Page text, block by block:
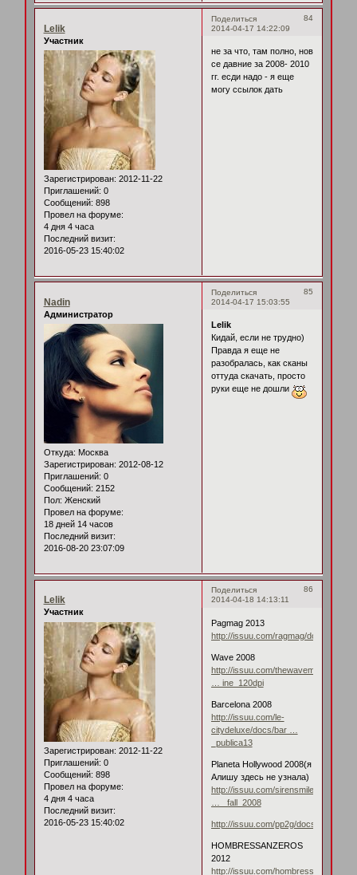
Поделиться
84
2014-04-17 14:22:09
Lelik
Участник
Зарегистрирован: 2012-11-22
Приглашений: 0
Сообщений: 898
Провел на форуме:
4 дня 4 часа
Последний визит:
2016-05-23 15:40:02
не за что, там полно, нов
се давние за 2008- 2010
гг. есди надо - я еще
могу ссылок дать
Поделиться
85
2014-04-17 15:03:55
Nadin
Администратор
Откуда: Москва
Зарегистрирован: 2012-08-12
Приглашений: 0
Сообщений: 2152
Пол: Женский
Провел на форуме:
18 дней 14 часов
Последний визит:
2016-08-20 23:07:09
Lelik
Кидай, если не трудно)
Правда я еще не
разобралась, как сканы
оттуда скачать, просто
руки еще не дошли
Поделиться
86
2014-04-18 14:13:11
Lelik
Участник
Зарегистрирован: 2012-11-22
Приглашений: 0
Сообщений: 898
Провел на форуме:
4 дня 4 часа
Последний визит:
2016-05-23 15:40:02
Pagmag 2013
http://issuu.com/ragmag/docs/
Wave 2008
http://issuu.com/thewavemag/docs/
… ine_120dpi
Barcelona 2008
http://issuu.com/le-
citydeluxe/docs/bar …
_publica13
Planeta Hollywood 2008(я
Алишу здесь не узнала)
http://issuu.com/sirensmile/docs/
… _fall_2008
http://issuu.com/pp2g/docs/
HOMBRESSANZEROS
2012
http://issuu.com/hombressanzeros/